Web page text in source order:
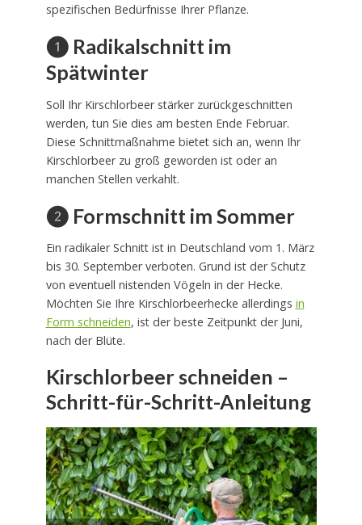
spezifischen Bedürfnisse Ihrer Pflanze.
❶ Radikalschnitt im
Spätwinter
Soll Ihr Kirschlorbeer stärker zurückgeschnitten
werden, tun Sie dies am besten Ende Februar.
Diese Schnittmaßnahme bietet sich an, wenn Ihr
Kirschlorbeer zu groß geworden ist oder an
manchen Stellen verkahlt.
❷ Formschnitt im Sommer
Ein radikaler Schnitt ist in Deutschland vom 1. März
bis 30. September verboten. Grund ist der Schutz
von eventuell nistenden Vögeln in der Hecke.
Möchten Sie Ihre Kirschlorbeerhecke allerdings in
Form schneiden, ist der beste Zeitpunkt der Juni,
nach der Blüte.
Kirschlorbeer schneiden –
Schritt-für-Schritt-Anleitung